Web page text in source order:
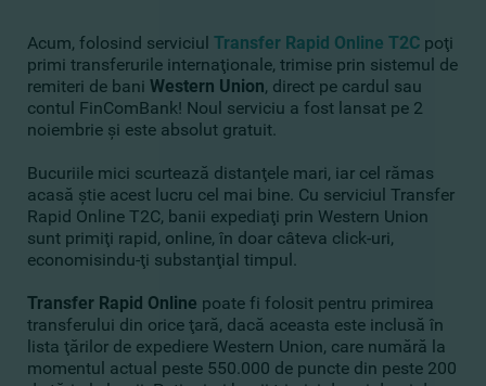
Acum, folosind serviciul Transfer Rapid Online T2C poţi
primi transferurile internaţionale, trimise prin sistemul de
remiteri de bani Western Union, direct pe cardul sau
contul FinComBank! Noul serviciu a fost lansat pe 2
noiembrie şi este absolut gratuit.
Bucuriile mici scurtează distanţele mari, iar cel rămas
acasă ştie acest lucru cel mai bine. Cu serviciul Transfer
Rapid Online T2C, banii expediaţi prin Western Union
sunt primiţi rapid, online, în doar câteva click-uri,
economisindu-ţi substanţial timpul.
Transfer Rapid Online poate fi folosit pentru primirea
transferului din orice ţară, dacă aceasta este inclusă în
lista ţărilor de expediere Western Union, care numără la
momentul actual peste 550.000 de puncte din peste 200